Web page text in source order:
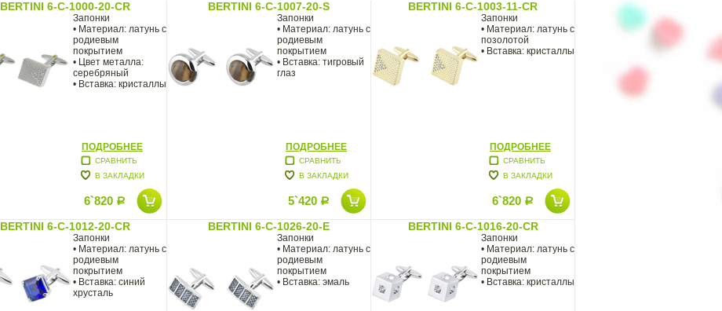
BERTINI 6-C-1000-20-CR
Запонки
• Материал: латунь с
родиевым
покрытием
• Цвет металла:
серебряный
• Вставка: кристаллы
ПОДРОБНЕЕ
СРАВНИТЬ
В ЗАКЛАДКИ
6`820 Р
BERTINI 6-C-1007-20-S
Запонки
• Материал: латунь с
родиевым
покрытием
• Вставка: тигровый
глаз
ПОДРОБНЕЕ
СРАВНИТЬ
В ЗАКЛАДКИ
5`420 Р
BERTINI 6-C-1003-11-CR
Запонки
• Материал: латунь с
позолотой
• Вставка: кристаллы
ПОДРОБНЕЕ
СРАВНИТЬ
В ЗАКЛАДКИ
6`820 Р
BERTINI 6-C-1012-20-CR
Запонки
• Материал: латунь с
родиевым
покрытием
• Вставка: синий
хрусталь
BERTINI 6-C-1026-20-E
Запонки
• Материал: латунь с
родиевым
покрытием
• Вставка: эмаль
BERTINI 6-C-1016-20-CR
Запонки
• Материал: латунь с
родиевым
покрытием
• Вставка: кристаллы